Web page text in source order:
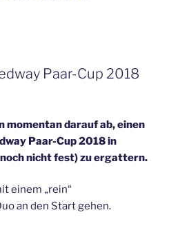
Paar-Cup 2018
momentan darauf ab, einen
Paar-Cup 2018 in
nicht fest) zu ergattern.
einem „rein“
an den Start gehen.